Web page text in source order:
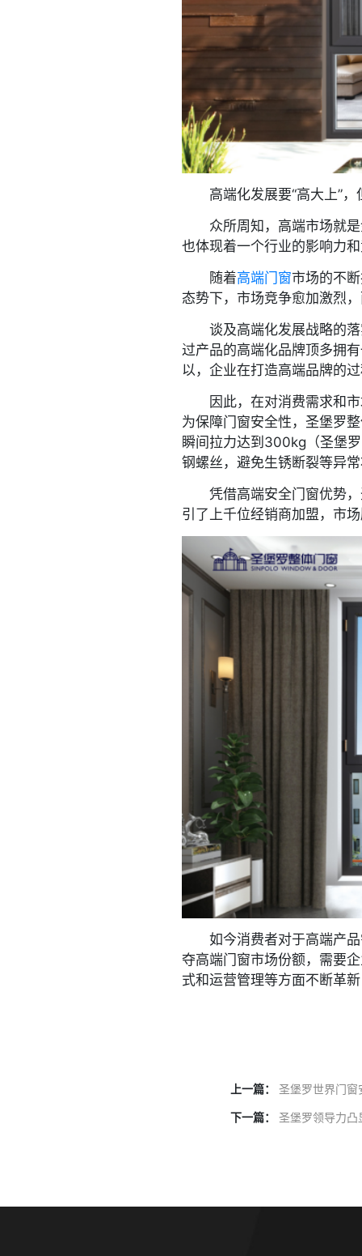
高端化发展要“高大上”，
众所周知，高端市场就是
也体现着一个行业的影响力
随着高端门窗市场的不
态势下，市场竞争愈加激烈
谈及高端化发展战略的落
过产品的高端化品牌顶多拥
以，企业在打造高端品牌的
因此，在对消费需求和市
为保障门窗安全性，圣堡罗
瞬间拉力达到300kg（圣堡
钢螺丝，避免生锈断裂等异
凭借高端安全门窗优势，
引了上千位经销商加盟，市
如今消费者对于高端产品
夺高端门窗市场份额，需要
式和运营管理等方面不断革
上一篇： 圣堡罗世界门窗
下一篇： 圣堡罗领导力凸